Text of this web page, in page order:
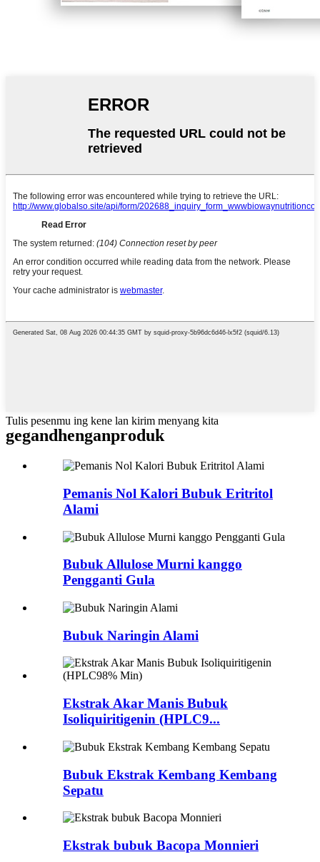
Tulis pesenmu ing kene lan kirim menyang kita
gegandhenganproduk
Pemanis Nol Kalori Bubuk Eritritol
Alami
Bubuk Allulose Murni kanggo
Pengganti Gula
Bubuk Naringin Alami
Ekstrak Akar Manis Bubuk
Isoliquiritigenin (HPLC9...
Bubuk Ekstrak Kembang Kembang
Sepatu
Ekstrak bubuk Bacopa Monnieri